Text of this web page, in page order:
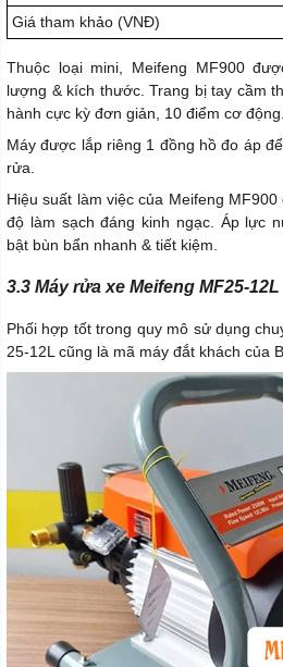
Giá tham khảo (VNĐ)
Thuộc loại mini, Meifeng MF900
lượng & kích thước. Trang bị tay cầm
hành cực kỳ đơn giản, 10 điểm cơ động.
Máy được lắp riêng 1 đồng hồ đo áp
rửa.
Hiệu suất làm việc của Meifeng
độ làm sạch đáng kinh ngạc. Áp lực
bật bùn bẩn nhanh & tiết kiệm.
3.3 Máy rửa xe Meifeng MF25-12L
Phối hợp tốt trong quy mô sử dụng
25-12L cũng là mã máy đắt khách của